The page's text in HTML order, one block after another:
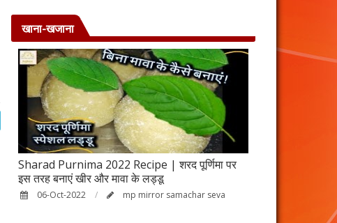
खाना-खजाना
Sharad Purnima 2022 Recipe | शरद पूर्णिमा पर
इस तरह बनाएं खीर और मावा के लड्डू
06-Oct-2022 mp mirror samachar seva